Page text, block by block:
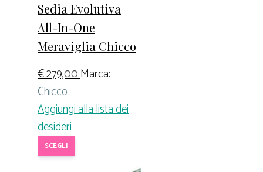
Sedia Evolutiva
All-In-One
Meraviglia Chicco
€279,00Marca:
Chicco
Aggiungi alla lista dei
desideri
SCEGLI